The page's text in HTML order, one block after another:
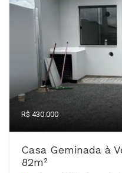
R$ 430.000
Casa Geminada à
82m²